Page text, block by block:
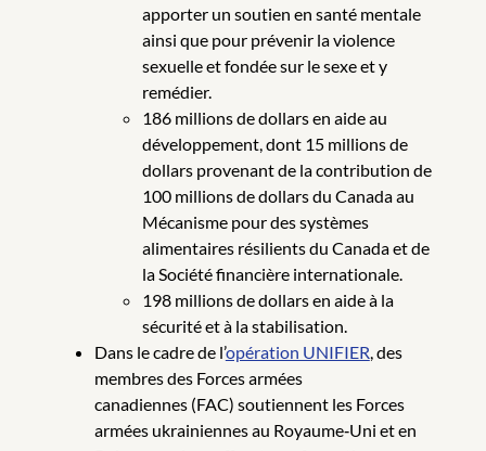
apporter un soutien en santé mentale
ainsi que pour prévenir la violence
sexuelle et fondée sur le sexe et y
remédier.
186 millions de dollars en aide au
développement, dont 15 millions de
dollars provenant de la contribution de
100 millions de dollars du Canada au
Mécanisme pour des systèmes
alimentaires résilients du Canada et de
la Société financière internationale.
198 millions de dollars en aide à la
sécurité et à la stabilisation.
Dans le cadre de l’opération UNIFIER, des
membres des Forces armées
canadiennes (FAC) soutiennent les Forces
armées ukrainiennes au Royaume‑Uni et en